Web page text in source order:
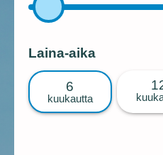
Laina-aika
6
kuukautta